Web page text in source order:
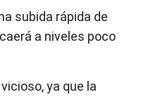
subida rápida de
a niveles poco
ya que la